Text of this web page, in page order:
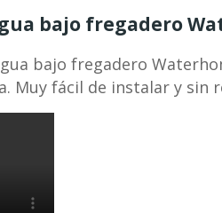
bajo fregadero
bajo fregadero
Muy fácil de instalar y sin